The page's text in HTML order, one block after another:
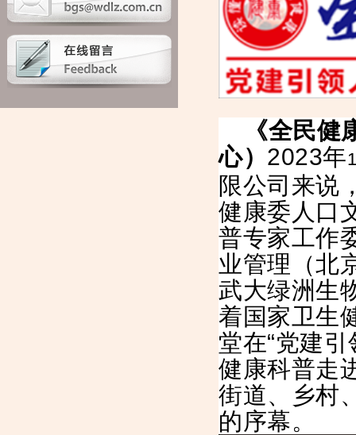
《全民
心） 2023年
限公司来说
健康委人口
普专家工作
业管理（北
武大绿洲生
着国家卫生
堂在“党建
健康科普走
街道、乡村
的序幕。